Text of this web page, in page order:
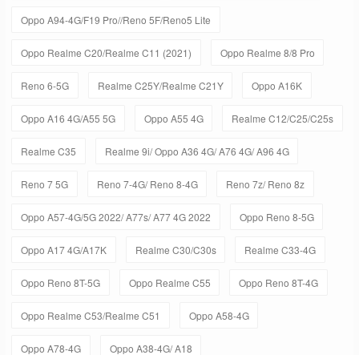
Oppo A94-4G/F19 Pro//Reno 5F/Reno5 Lite
Oppo Realme C20/Realme C11 (2021) Oppo Realme 8/8 Pro
Reno 6-5G Realme C25Y/Realme C21Y Oppo A16K
Oppo A16 4G/A55 5G Oppo A55 4G Realme C12/C25/C25s
Realme C35 Realme 9i/ Oppo A36 4G/ A76 4G/ A96 4G
Reno 7 5G Reno 7-4G/ Reno 8-4G Reno 7z/ Reno 8z
Oppo A57-4G/5G 2022/ A77s/ A77 4G 2022 Oppo Reno 8-5G
Oppo A17 4G/A17K Realme C30/C30s Realme C33-4G
Oppo Reno 8T-5G Oppo Realme C55 Oppo Reno 8T-4G
Oppo Realme C53/Realme C51 Oppo A58-4G
Oppo A78-4G Oppo A38-4G/ A18